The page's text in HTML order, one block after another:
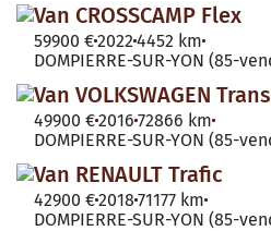
Van CROSSCAMP Flex
59900 €2022 4452 km
DOMPIERRE-SUR-YON (85-
Van VOLKSWAGEN
49900 €2016 72866 km
DOMPIERRE-SUR-YON (85-
Van RENAULT Trafic
42900 €2018 71177 km
DOMPIERRE-SUR-YON (85-